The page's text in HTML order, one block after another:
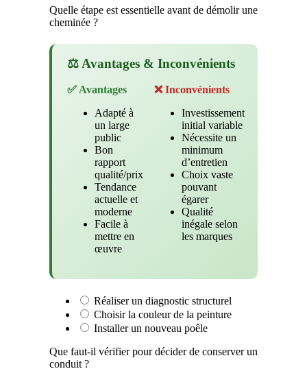
Quelle étape est essentielle avant de démolir une
cheminée ?
⚖️ Avantages & Inconvénients
✅ Avantages
Adapté à
un large
public
Bon
rapport
qualité/prix
Tendance
actuelle et
moderne
Facile à
mettre en
œuvre
❌ Inconvénients
Investissement
initial variable
Nécessite un
minimum
d’entretien
Choix vaste
pouvant
égarer
Qualité
inégale selon
les marques
Réaliser un diagnostic structurel
Choisir la couleur de la peinture
Installer un nouveau poêle
Que faut-il vérifier pour décider de conserver un
conduit ?